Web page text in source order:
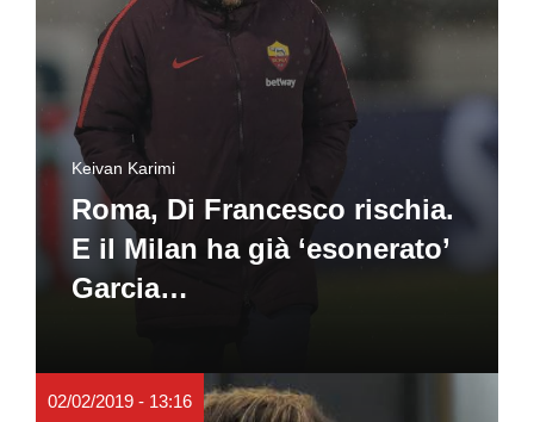
Keivan Karimi
Roma, Di Francesco rischia.
E il Milan ha già ‘esonerato’
Garcia…
02/02/2019 - 13:16